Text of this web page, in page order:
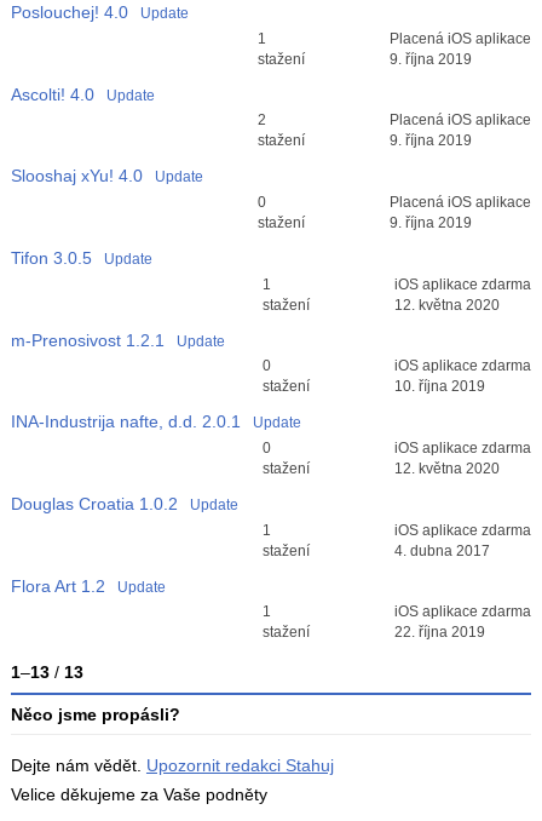
Poslouchej! 4.0
Update
Průměr hodnocení
1
stažení
Placená iOS aplikace
9. října 2019
Ascolti! 4.0
Update
Průměr hodnocení
2
stažení
Placená iOS aplikace
9. října 2019
Slooshaj xYu! 4.0
Update
Průměr hodnocení
0
stažení
Placená iOS aplikace
9. října 2019
Tifon 3.0.5
Update
Průměr hodnocení
1
stažení
iOS aplikace zdarma
12. května 2020
m-Prenosivost 1.2.1
Update
Průměr hodnocení
0
stažení
iOS aplikace zdarma
10. října 2019
INA-Industrija nafte, d.d. 2.0.1
Update
Průměr hodnocení
0
stažení
iOS aplikace zdarma
12. května 2020
Douglas Croatia 1.0.2
Update
Průměr hodnocení
1
stažení
iOS aplikace zdarma
4. dubna 2017
Flora Art 1.2
Update
Průměr hodnocení
1
stažení
iOS aplikace zdarma
22. října 2019
1–13/ 13
Něco jsme propásli?
Dejte nám vědět. Upozornit redakci Stahuj
Velice děkujeme za Vaše podněty